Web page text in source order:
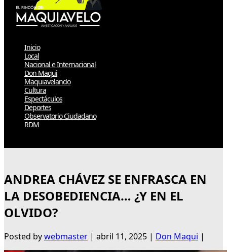
Inicio
Local
Nacional e Internacional
Don Maqui
Maquiavelando
Cultura
Espectáculos
Deportes
Observatorio Ciudadano
RDM
ANDREA CHÁVEZ SE ENFRASCA EN
LA DESOBEDIENCIA… ¿Y EN EL
OLVIDO?
Posted bywebmaster | abril 11, 2025 | Don Maqui |